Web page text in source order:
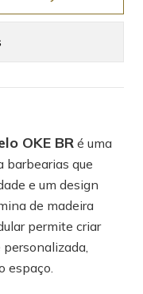
OKE BR é uma
barbearias que
e um design
de madeira
permite criar
espaço.